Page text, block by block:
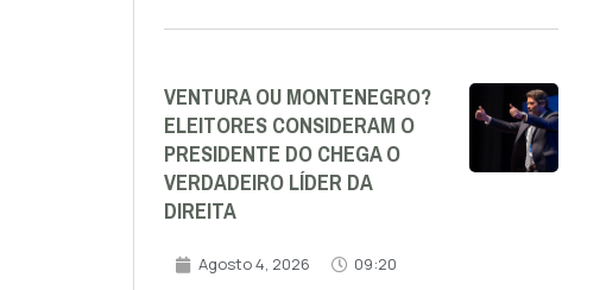
VENTURA OU MONTENEGRO?
ELEITORES CONSIDERAM O
PRESIDENTE DO CHEGA O
VERDADEIRO LÍDER DA
DIREITA
Agosto 4, 2026 09:20